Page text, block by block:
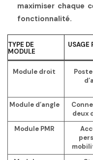
maximiser chaque
fonctionnalité.
TYPE DE
MODULE
USAGE
Module droit
Module d’angle
deux
Module PMR